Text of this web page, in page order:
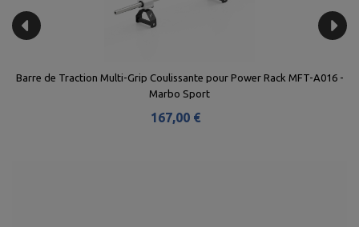
Barre de Traction Multi-Grip Coulissante pour Power Rack MFT-A016 -
Marbo Sport
167,00 €